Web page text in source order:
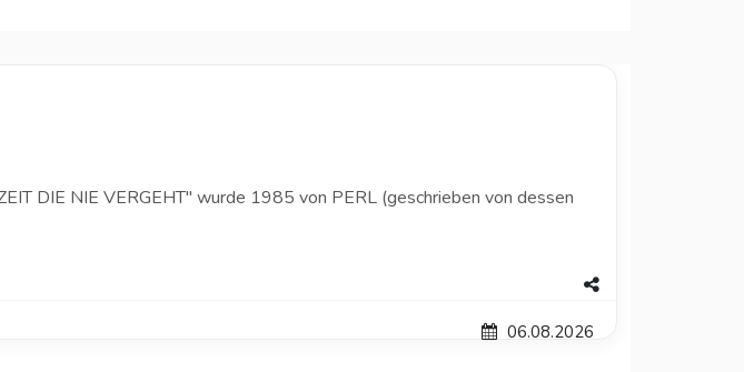
DIE NIE VERGEHT" wurde 1985 von PERL (geschrieben von dessen
06.08.2026